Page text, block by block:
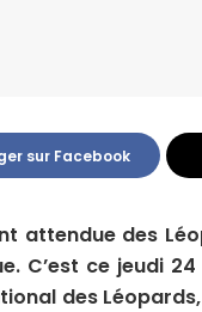
sur Facebook
attendue des
C’est ce jeudi
des